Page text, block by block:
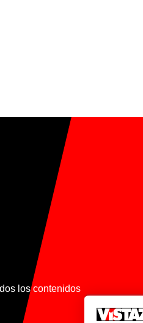
los contenidos